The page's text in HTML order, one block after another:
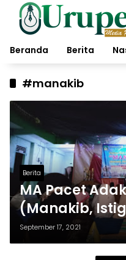
Langsung
konten
Beranda
Berita
#manakib
Berita
MA Pacet
(Manakib,
Sebagai
kepada Allah
September 17, 2021